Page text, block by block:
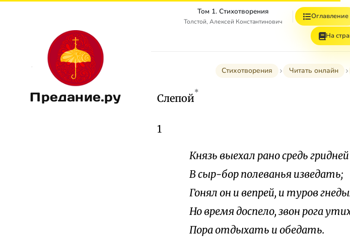
Предание.ру
Том 1. Стихотворения
Толстой, Алексей Константинович
Оглавление
На
Стихотворения Читать онлайн
Слепой*
1
Князь выехал рано средь
В сыр-бор полеванья изведать;
Гонял он и вепрей, и туров
Но время доспело, звон рога
Пора отдыхать и обедать.